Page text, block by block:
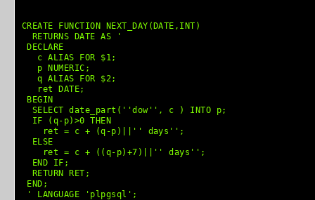
CREATE FUNCTION NEXT_DAY(DATE,INT)
RETURNS DATE AS '
DECLARE
c ALIAS FOR $1;
p NUMERIC;
q ALIAS FOR $2;
ret DATE;
BEGIN
SELECT date_part(''dow'', c ) INTO p;
IF (q-p)>0 THEN
ret = c + (q-p)||'' days'';
ELSE
ret = c + ((q-p)+7)||'' days'';
END IF;
RETURN RET;
END;
' LANGUAGE 'plpgsql';